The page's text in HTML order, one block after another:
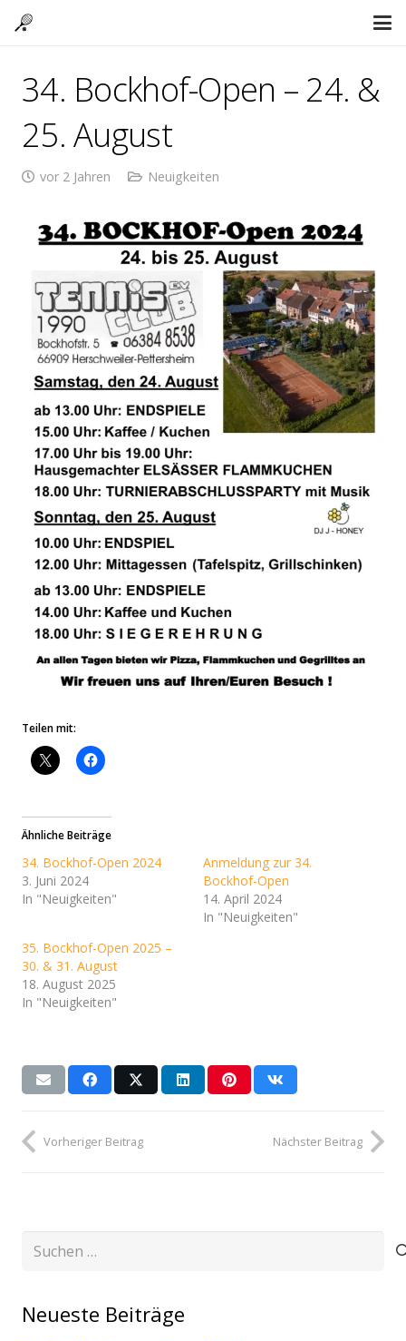
34. Bockhof-Open – 24. &
25. August
vor 2 Jahren Neuigkeiten
Teilen mit:
Ähnliche Beiträge
34. Bockhof-Open 2024
3. Juni 2024
In "Neuigkeiten"
Anmeldung zur 34.
Bockhof-Open
14. April 2024
In "Neuigkeiten"
35. Bockhof-Open 2025 –
30. & 31. August
18. August 2025
In "Neuigkeiten"
Vorheriger Beitrag Nächster Beitrag
Suchen
Neueste Beiträge